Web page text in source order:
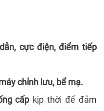
cực điện, điểm tiếp
chỉnh lưu, bể mạ.
cấp kịp thời để đảm